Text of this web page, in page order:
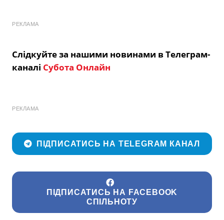
РЕКЛАМА
Слідкуйте за нашими новинами в Телеграм-
каналі Субота Онлайн
РЕКЛАМА
ПІДПИСАТИСЬ НА TELEGRAM КАНАЛ
ПІДПИСАТИСЬ НА FACEBOOK
СПІЛЬНОТУ